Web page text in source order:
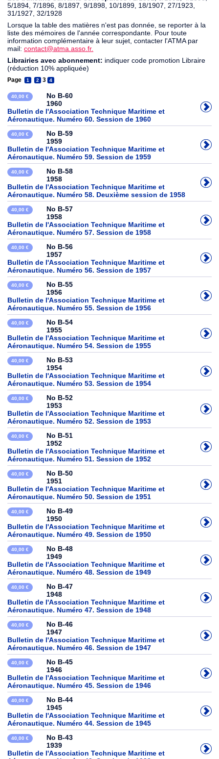
5/1894, 7/1896, 8/1897, 9/1898, 10/1899, 18/1907, 27/1923,
31/1927, 32/1928
Lorsque la table des matières n'est pas donnée, se reporter à la
liste des mémoires de l'année correspondante. Pour toute
information complémentaire à leur sujet, contacter l'ATMA par
mail: contact@atma.asso.fr.
Librairies avec abonnement: indiquer code promotion Libraire
(réduction 10% appliquée)
Page 1 2 3 4
40,00 €
No B-60
1960
Bulletin de l'Association Technique Maritime et
Aéronautique. Numéro 60. Session de 1960
40,00 €
No B-59
1959
Bulletin de l'Association Technique Maritime et
Aéronautique. Numéro 59. Session de 1959
40,00 €
No B-58
1958
Bulletin de l'Association Technique Maritime et
Aéronautique. Numéro 58. Deuxième session de 1958
40,00 €
No B-57
1958
Bulletin de l'Association Technique Maritime et
Aéronautique. Numéro 57. Session de 1958
40,00 €
No B-56
1957
Bulletin de l'Association Technique Maritime et
Aéronautique. Numéro 56. Session de 1957
40,00 €
No B-55
1956
Bulletin de l'Association Technique Maritime et
Aéronautique. Numéro 55. Session de 1956
40,00 €
No B-54
1955
Bulletin de l'Association Technique Maritime et
Aéronautique. Numéro 54. Session de 1955
40,00 €
No B-53
1954
Bulletin de l'Association Technique Maritime et
Aéronautique. Numéro 53. Session de 1954
40,00 €
No B-52
1953
Bulletin de l'Association Technique Maritime et
Aéronautique. Numéro 52. Session de 1953
40,00 €
No B-51
1952
Bulletin de l'Association Technique Maritime et
Aéronautique. Numéro 51. Session de 1952
40,00 €
No B-50
1951
Bulletin de l'Association Technique Maritime et
Aéronautique. Numéro 50. Session de 1951
40,00 €
No B-49
1950
Bulletin de l'Association Technique Maritime et
Aéronautique. Numéro 49. Session de 1950
40,00 €
No B-48
1949
Bulletin de l'Association Technique Maritime et
Aéronautique. Numéro 48. Session de 1949
40,00 €
No B-47
1948
Bulletin de l'Association Technique Maritime et
Aéronautique. Numéro 47. Session de 1948
40,00 €
No B-46
1947
Bulletin de l'Association Technique Maritime et
Aéronautique. Numéro 46. Session de 1947
40,00 €
No B-45
1946
Bulletin de l'Association Technique Maritime et
Aéronautique. Numéro 45. Session de 1946
40,00 €
No B-44
1945
Bulletin de l'Association Technique Maritime et
Aéronautique. Numéro 44. Session de 1945
40,00 €
No B-43
1939
Bulletin de l'Association Technique Maritime et